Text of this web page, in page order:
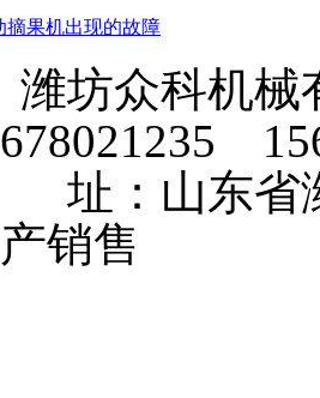
摘果机出现的故障
潍坊众科机
址：山东省
销售